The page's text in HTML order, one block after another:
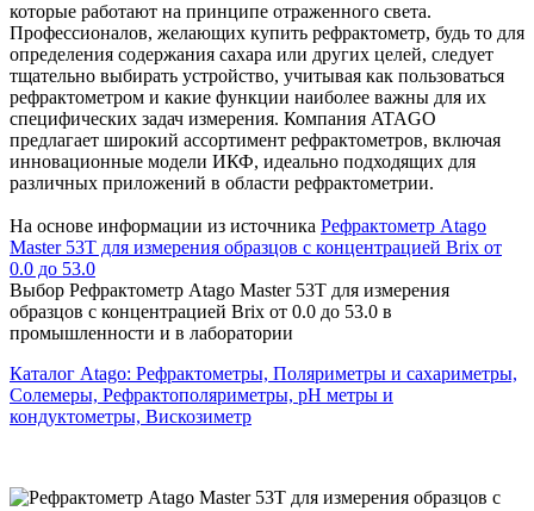
которые работают на принципе отраженного света.
Профессионалов, желающих купить рефрактометр, будь то для
определения содержания сахара или других целей, следует
тщательно выбирать устройство, учитывая как пользоваться
рефрактометром и какие функции наиболее важны для их
специфических задач измерения. Компания ATAGO
предлагает широкий ассортимент рефрактометров, включая
инновационные модели ИКФ, идеально подходящих для
различных приложений в области рефрактометрии.
На основе информации из источника Рефрактометр Atago
Master 53T для измерения образцов с концентрацией Brix от
0.0 до 53.0
Выбор Рефрактометр Atago Master 53T для измерения
образцов с концентрацией Brix от 0.0 до 53.0 в
промышленности и в лаборатории
Каталог Atago: Рефрактометры, Поляриметры и сахариметры,
Солемеры, Рефрактополяриметры, pH метры и
кондуктометры, Вискозиметр